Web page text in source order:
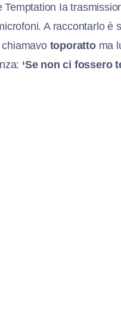
Temptation Ia
A raccontarlo è
chiamavo toporattoma
‘Se non ci fossero